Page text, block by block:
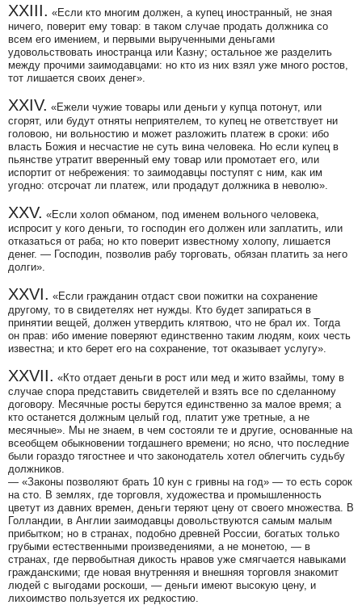
XXIII. «Если кто многим должен, а купец иностранный, не зная
ничего, поверит ему товар: в таком случае продать должника со
всем его имением, и первыми вырученными деньгами
удовольствовать иностранца или Казну; остальное же разделить
между прочими заимодавцами: но кто из них взял уже много ростов,
тот лишается своих денег».
XXIV. «Ежели чужие товары или деньги у купца потонут, или
сгорят, или будут отняты неприятелем, то купец не ответствует ни
головою, ни вольностию и может разложить платеж в сроки: ибо
власть Божия и несчастие не суть вина человека. Но если купец в
пьянстве утратит вверенный ему товар или промотает его, или
испортит от небрежения: то заимодавцы поступят с ним, как им
угодно: отсрочат ли платеж, или продадут должника в неволю».
XXV. «Если холоп обманом, под именем вольного человека,
испросит у кого деньги, то господин его должен или заплатить, или
отказаться от раба; но кто поверит известному холопу, лишается
денег. — Господин, позволив рабу торговать, обязан платить за него
долги».
XXVI. «Если гражданин отдаст свои пожитки на сохранение
другому, то в свидетелях нет нужды. Кто будет запираться в
принятии вещей, должен утвердить клятвою, что не брал их. Тогда
он прав: ибо имение поверяют единственно таким людям, коих честь
известна; и кто берет его на сохранение, тот оказывает услугу».
XXVII. «Кто отдает деньги в рост или мед и жито взаймы, тому в
случае спора представить свидетелей и взять все по сделанному
договору. Месячные росты берутся единственно за малое время; а
кто останется должным целый год, платит уже третные, а не
месячные».
Мы не знаем, в чем состояли те и другие, основанные на
всеобщем обыкновении тогдашнего времени; но ясно, что последние
были гораздо тягостнее и что законодатель хотел облегчить судьбу
должников.
— «Законы позволяют брать 10 кун с гривны на год» — то есть сорок
на сто. В землях, где торговля, художества и промышленность
цветут из давних времен, деньги теряют цену от своего множества. В
Голландии, в Англии заимодавцы довольствуются самым малым
прибытком; но в странах, подобно древней России, богатых только
грубыми естественными произведениями, а не монетою, — в
странах, где первобытная дикость нравов уже смягчается навыками
гражданскими; где новая внутренняя и внешняя торговля знакомит
людей с выгодами роскоши, — деньги имеют высокую цену, и
лихоимство пользуется их редкостию.